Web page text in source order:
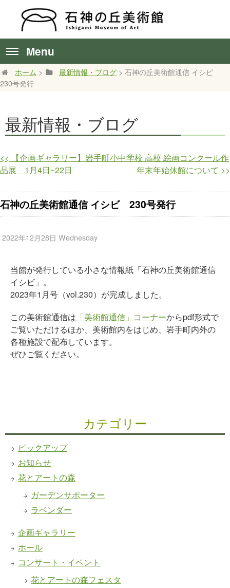
Menu
ホーム > 最新情報・ブログ > 石神の丘美術館通信 イシビ
230号発行
最新情報・ブログ
<< 【企画ギャラリー】岩手町小中学校 高校 絵画コンクール作
品展 1月4日~22日
年末年始休館について >>
石神の丘美術館通信 イシビ 230号発行
2022年12月28日 Wednesday
当館が発行している小さな情報紙「石神の丘美術館通信
イシビ」。
2023年1月号（vol.230）が完成しました。
この美術館通信は 「美術館通信」コーナーからpdf形式で
ご覧いただけるほか、美術館内をはじめ、岩手町内外の
各種施設で配布しています。
ぜひご覧ください。
カテゴリー
ピックアップ
お知らせ
花とアートの森
ガーデンサポーター
ラベンダー
企画ギャラリー
ホール
コンサート・イベント
花とアートの森フェスタ